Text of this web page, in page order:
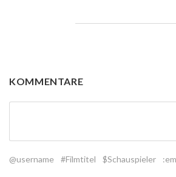
KOMMENTARE
@username #Filmtitel $Schauspieler